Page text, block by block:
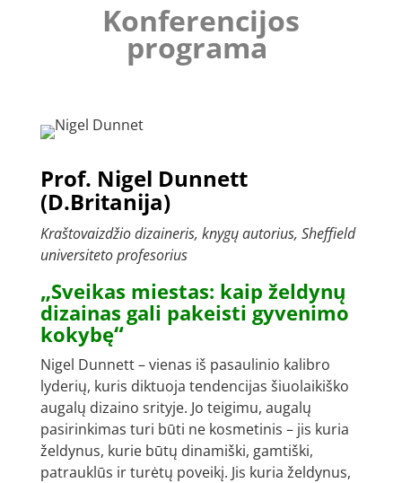
Konferencijos
programa
Prof. Nigel Dunnett
(D.Britanija)
Kraštovaizdžio dizaineris, knygų autorius, Sheffield
universiteto profesorius
„Sveikas miestas: kaip želdynų
dizainas gali pakeisti gyvenimo
kokybę“
Nigel Dunnett – vienas iš pasaulinio kalibro
lyderių, kuris diktuoja tendencijas šiuolaikiško
augalų dizaino srityje. Jo teigimu, augalų
pasirinkimas turi būti ne kosmetinis – jis kuria
želdynus, kurie būtų dinamiški, gamtiški,
patrauklūs ir turėtų poveikį. Jis kuria želdynus,